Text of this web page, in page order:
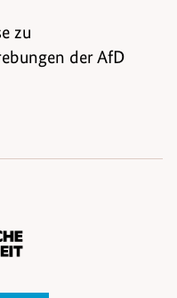
zu
der AfD